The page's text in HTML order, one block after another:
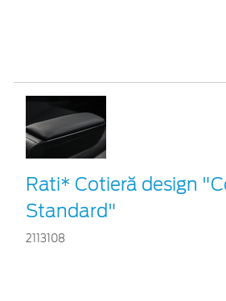
Rati* Cotieră design
Standard"
2113108